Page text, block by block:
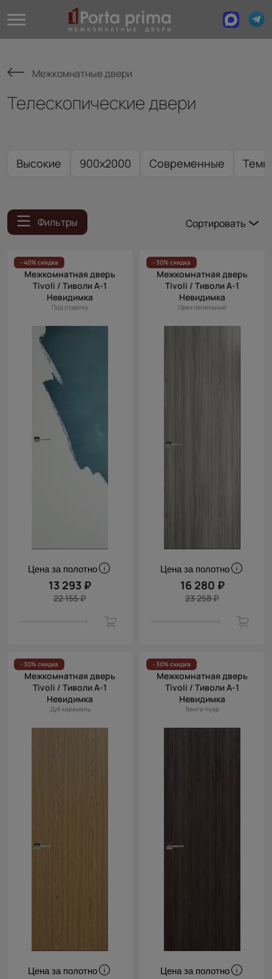
Межкомнатные двери
Телескопические двери
Высокие 900x2000 Современные
Фильтры
Сортировать
Цена
(возр.)
Цена (убыв.)
Cначала
новинки
- 40% скидка
Межкомнатная дверь
Tivoli / Тиволи А-1
Невидимка
Под отделку
Цена за полотно
13 293 ₽
22 155 ₽
- 30% скидка
Межкомнатная дверь
Tivoli / Тиволи А-1
Невидимка
Орех пепельный
Цена за полотно
16 280 ₽
23 258 ₽
- 30% скидка
Межкомнатная дверь
Tivoli / Тиволи А-1
Невидимка
Дуб карамель
Цена за полотно
- 30% скидка
Межкомнатная дверь
Tivoli / Тиволи А-1
Невидимка
Венге Нуар
Цена за полотно